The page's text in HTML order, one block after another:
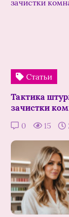
Статьи
Тактика
зачистки
0 15